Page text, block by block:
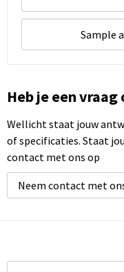
Sample
Heb je een
Wellicht staat jouw
of specificaties. Staat
contact met ons op
Neem contact met